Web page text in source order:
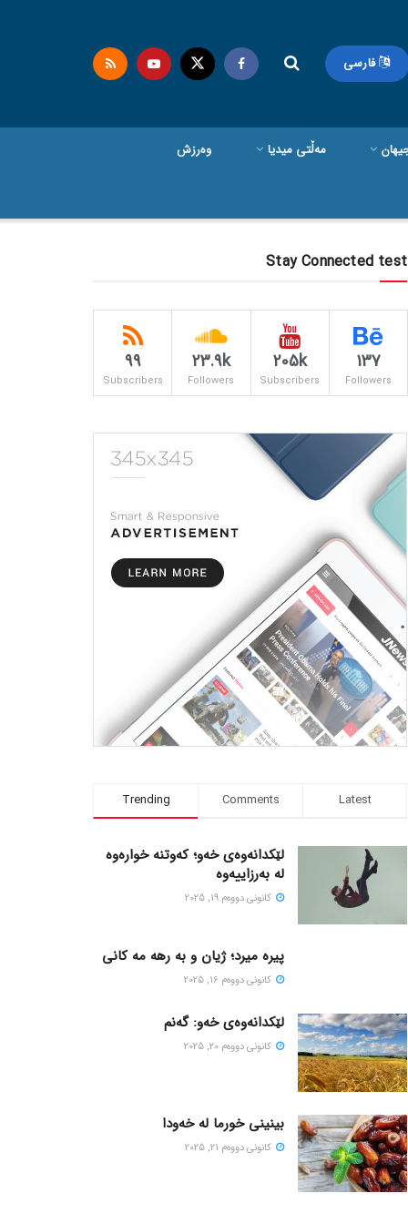
فارسی
مەڵتی میدیا وەرزش
Stay Connected test
137
Followers
205k
Subscribers
23.9k
Followers
99
Subscribers
Trending Comments Latest
لێکدانەوەی خەو؛ کەوتنە خوارەوە
لە بەرزاییەوە
كانونی دووه‌م 19, 2025
پیره میرد؛ ژیان و به رهه مه کانی
كانونی دووه‌م 16, 2025
لێکدانەوەی خەو: گەنم
كانونی دووه‌م 20, 2025
بینینی خورما لە خەودا
كانونی دووه‌م 21, 2025